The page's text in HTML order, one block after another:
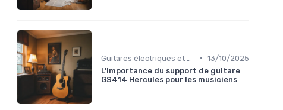
• 13/10/2025
L'importance du support de guitare
GS414 Hercules pour les musiciens